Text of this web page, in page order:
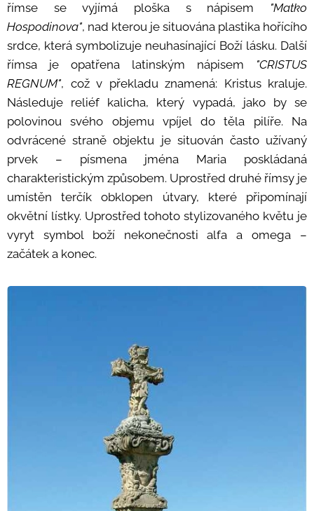
římse se vyjímá ploška s nápisem "Matko
Hospodinova", nad kterou je situována plastika hořícího
srdce, která symbolizuje neuhasínající Boží lásku. Další
římsa je opatřena latinským nápisem "CRISTUS
REGNUM", což v překladu znamená: Kristus kraluje.
Následuje reliéf kalicha, který vypadá, jako by se
polovinou svého objemu vpíjel do těla pilíře. Na
odvrácené straně objektu je situován často užívaný
prvek – písmena jména Maria poskládaná
charakteristickým způsobem. Uprostřed druhé římsy je
umístěn terčík obklopen útvary, které připomínají
okvětní lístky. Uprostřed tohoto stylizovaného květu je
vyryt symbol boží nekonečnosti alfa a omega –
začátek a konec.